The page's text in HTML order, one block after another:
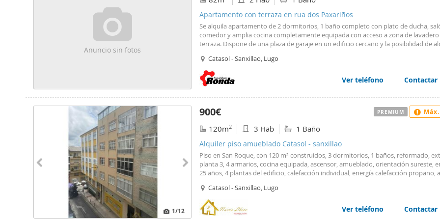
Anuncio sin fotos
Apartamento con terraza en rua dos Paxariños
Se alquila apartamento de 2 dormitorios, 1 baño completo con plato de ducha,
comedor y amplia cocina completamente equipada con acceso a zona de lavadero
terraza. Dispone de una plaza de garaje en un edificio cercano y la posibilidad de
ascensor.. Ubicado a un paso del recinto amurallado, es una excelente opción para
buscan comodidad y proximidad a servicios esenciales. #ref:RONDA_19
Catasol - Sanxillao, Lugo
Ver teléfono Contactar
1/12
900€
120m2 3 Hab 1 Baño
Alquiler piso amueblado Catasol - sanxillao
Piso en San Roque, con 120 m² construidos, 3 dormitorios, 1 baños, reformado,
planta 3, 4 armarios, cocina equipada, ascensor, amueblado, orientación sureste,
25 años, 4 plantas del edificio, calefacción individual, energía calefacción propano,
REF:K2908...Atención solo estudiantes...Curso 2025-2026. Se alquila amplio piso en
Roque en Calle Rio Chamoso de 120m2 aprox que se distribuyen en Hall de entrada
principal , tres dormitorios , cocina equipada , cuarto de baño completo , amplia
zona de tendal , calefacción y agua caliente con gas propano. Se encuentra a 5
Catasol - Sanxillao, Lugo
Ver teléfono Contactar
PREMIUM